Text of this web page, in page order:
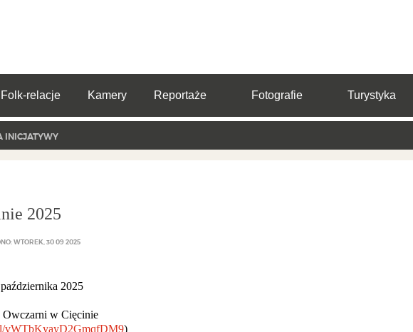
Folk-relacje Kamery Reportaże Fotografie Turystyka
INICJATYWY
2025
WTOREK, 30 09 2025
2025
Owczarni w Cięcinie
vWTbKyayD2GmqfDM9)